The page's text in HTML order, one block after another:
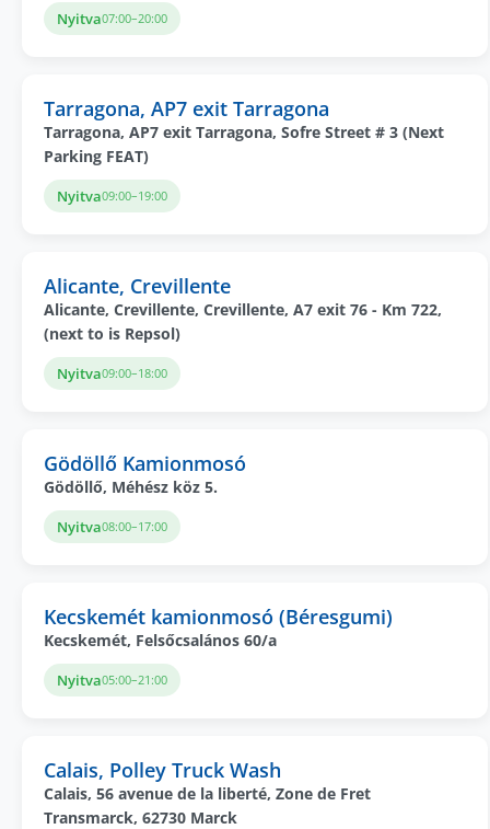
Nyitva07:00–20:00
Tarragona, AP7 exit Tarragona
Tarragona, AP7 exit Tarragona, Sofre Street # 3 (Next
Parking FEAT)
Nyitva09:00–19:00
Alicante, Crevillente
Alicante, Crevillente, Crevillente, A7 exit 76 - Km 722,
(next to is Repsol)
Nyitva09:00–18:00
Gödöllő Kamionmosó
Gödöllő, Méhész köz 5.
Nyitva08:00–17:00
Kecskemét kamionmosó (Béresgumi)
Kecskemét, Felsőcsalános 60/a
Nyitva05:00–21:00
Calais, Polley Truck Wash
Calais, 56 avenue de la liberté, Zone de Fret
Transmarck, 62730 Marck